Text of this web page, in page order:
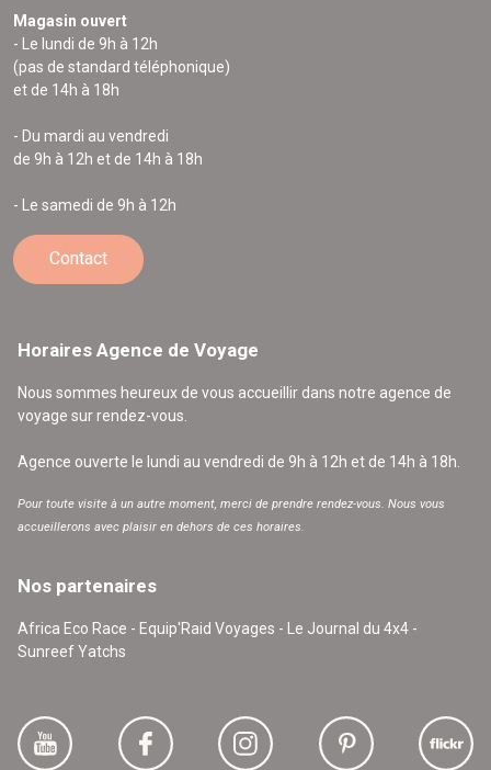
Magasin ouvert
- Le lundi de 9h à 12h
(pas de standard téléphonique)
et de 14h à 18h
- Du mardi au vendredi
de 9h à 12h et de 14h à 18h
- Le samedi de 9h à 12h
Contact
Horaires Agence de Voyage
Nous sommes heureux de vous accueillir dans notre agence de
voyage sur rendez-vous.
Agence ouverte le lundi au vendredi de 9h à 12h et de 14h à 18h.
Pour toute visite à un autre moment, merci de prendre rendez-vous. Nous vous
accueillerons avec plaisir en dehors de ces horaires.
Nos partenaires
Africa Eco Race - Equip'Raid Voyages - Le Journal du 4x4 -
Sunreef Yatchs